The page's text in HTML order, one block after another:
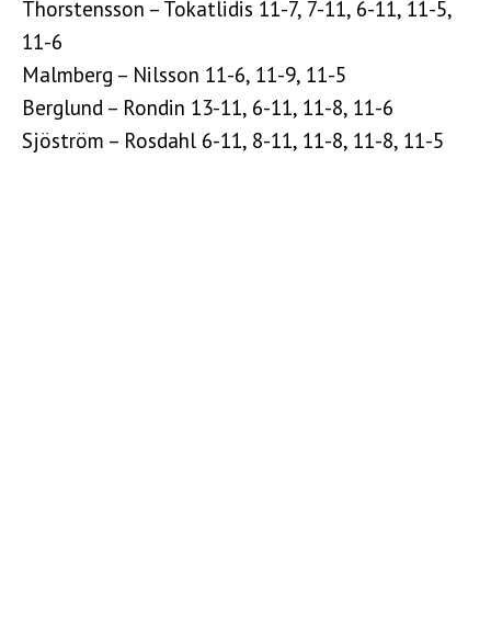
Thorstensson – Tokatlidis 11-7, 7-11, 6-11, 11-5,
11-6
Malmberg – Nilsson 11-6, 11-9, 11-5
Berglund – Rondin 13-11, 6-11, 11-8, 11-6
Sjöström – Rosdahl 6-11, 8-11, 11-8, 11-8, 11-5